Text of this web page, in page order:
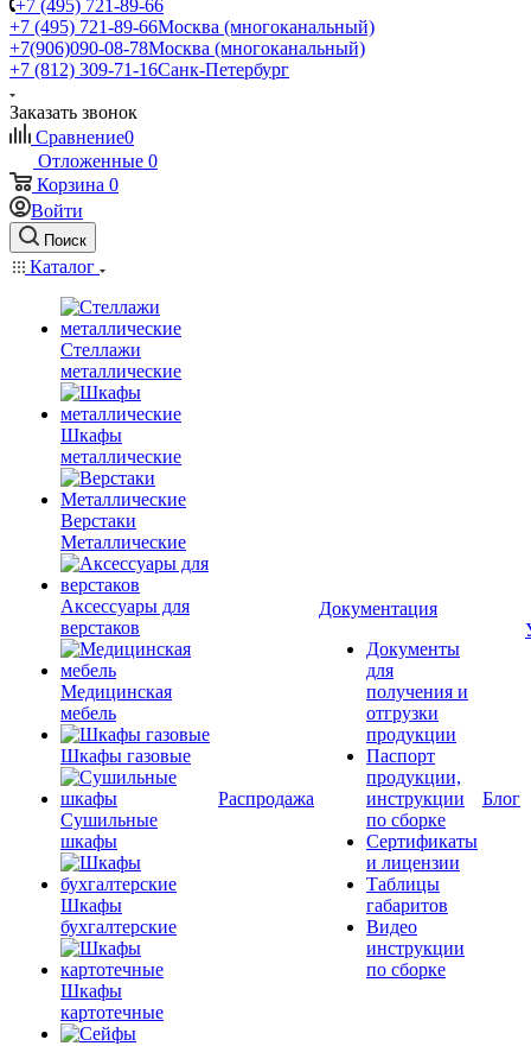
+7 (495) 721-89-66
+7 (495) 721-89-66Москва (многоканальный)
+7(906)090-08-78Москва (многоканальный)
+7 (812) 309-71-16Санк-Петербург
Заказать звонок
Сравнение0
Отложенные 0
Корзина 0
Войти
Поиск
Каталог
Стеллажи
металлические
Шкафы
металлические
Верстаки
Металлические
Аксессуары для
верстаков
Медицинская
мебель
Шкафы газовые
Сушильные
шкафы
Шкафы
бухгалтерские
Шкафы
картотечные
Распродажа
Документация
Документы
для
получения и
отгрузки
продукции
Паспорт
продукции,
инструкции
по сборке
Сертификаты
и лицензии
Таблицы
габаритов
Видео
инструкции
по сборке
Блог